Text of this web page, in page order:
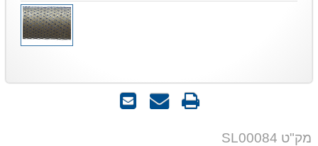
שלח
שאל
מק"ט SL00084